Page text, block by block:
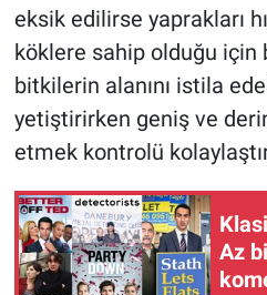
eksik edilirse yaprakları
köklere sahip olduğu için
bitkilerin alanını istila
yetiştirirken geniş ve
etmek kontrolü
Az